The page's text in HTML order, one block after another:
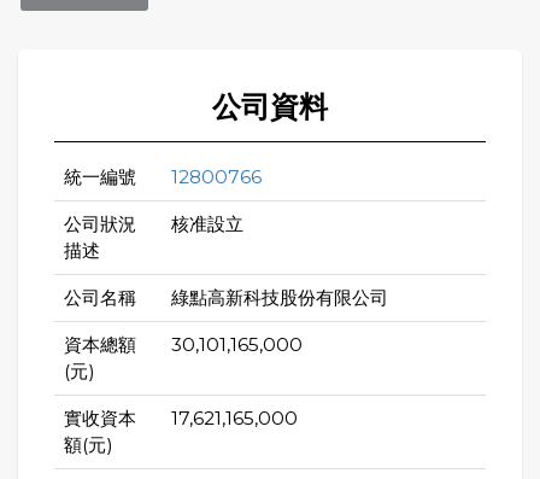
公司資料
統一編號 12800766
公司狀況
描述
核准設立
公司名稱 綠點高新科技股份有限公司
資本總額
(元)
30,101,165,000
實收資本
額(元)
17,621,165,000